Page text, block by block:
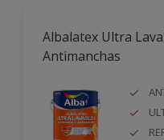
Albalatex Ultra
Antimanchas